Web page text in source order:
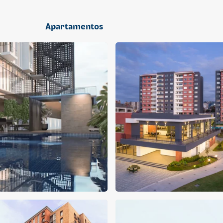
Apartamentos
APARTAMENTO
Q 1,400,000
Cuotas desde Q 9,019*
CENTRICO MADRID
CENTRICO
2 dormitorios 1 baño 2 parqueos
APARTAMENTO
Q 1,300,000
Cuotas desde Q 8,374*
CENTRICO MADRID 2
CENTRICO
2 dormitorios 1 baño 1 parqueo